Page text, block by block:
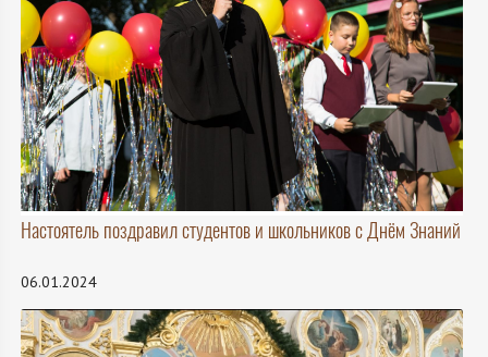
Настоятель поздравил студентов и школьников с Днём Знаний
06.01.2024